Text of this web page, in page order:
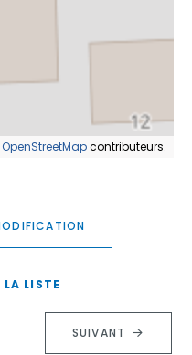
OpenStreetMapcontributeurs.
LA LISTE
SUIVANT